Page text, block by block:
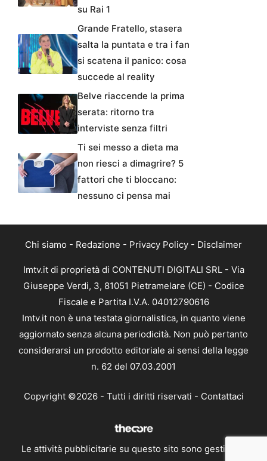
su Rai 1
Grande Fratello, stasera
salta la puntata e tra i fan
si scatena il panico: cosa
succede al reality
Belve riaccende la prima
serata: ritorno tra
interviste senza filtri
Ti sei messo a dieta ma
non riesci a dimagrire? 5
fattori che ti bloccano:
nessuno ci pensa mai
Chi siamo - Redazione - Privacy Policy - Disclaimer
Imtv.it di proprietà di CONTENUTI DIGITALI SRL - Via
Giuseppe Verdi, 3, 81051 Pietramelare (CE) - Codice
Fiscale e Partita I.V.A. 04012790616
Imtv.it non è una testata giornalistica, in quanto viene
aggiornato senza alcuna periodicità. Non può pertanto
considerarsi un prodotto editoriale ai sensi della legge
n. 62 del 07.03.2001
Copyright ©2026 - Tutti i diritti riservati - Contattaci
Le attività pubblicitarie su questo sito sono gestite da